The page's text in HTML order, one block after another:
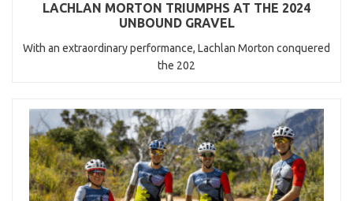
LACHLAN MORTON TRIUMPHS AT THE 2024
UNBOUND GRAVEL
With an extraordinary performance, Lachlan Morton conquered
the 202